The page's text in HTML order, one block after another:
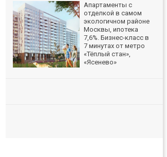
Апартаменты с
отделкой в самом
экологичном районе
Москвы, ипотека
7,6%. Бизнес-класс в
7 минутах от метро
«Тёплый стан»,
«Ясенево»